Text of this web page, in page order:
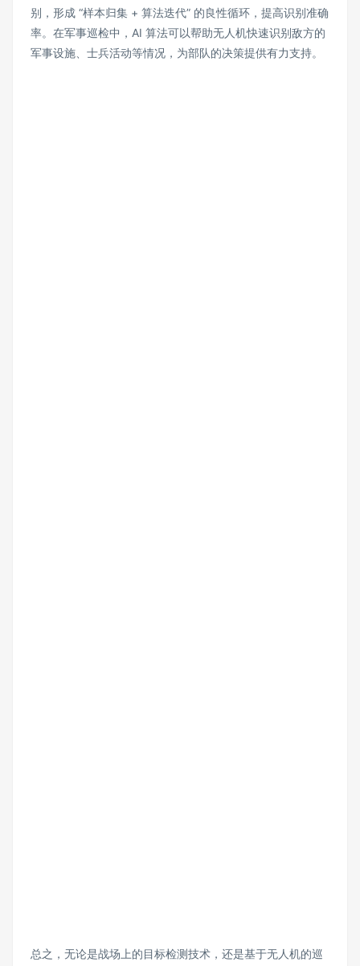
别，形成 “样本归集 + 算法迭代” 的良性循环，提高识别准确
率。在军事巡检中，AI 算法可以帮助无人机快速识别敌方的
军事设施、士兵活动等情况，为部队的决策提供有力支持。
总之，无论是战场上的目标检测技术，还是基于无人机的巡